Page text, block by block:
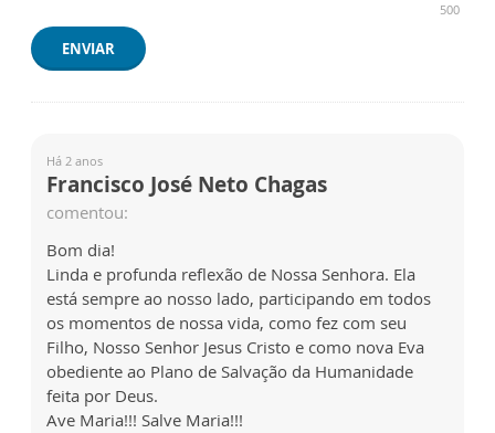
500
ENVIAR
Há 2 anos
Francisco José Neto Chagas
comentou:
Bom dia!
Linda e profunda reflexão de Nossa Senhora. Ela
está sempre ao nosso lado, participando em todos
os momentos de nossa vida, como fez com seu
Filho, Nosso Senhor Jesus Cristo e como nova Eva
obediente ao Plano de Salvação da Humanidade
feita por Deus.
Ave Maria!!! Salve Maria!!!